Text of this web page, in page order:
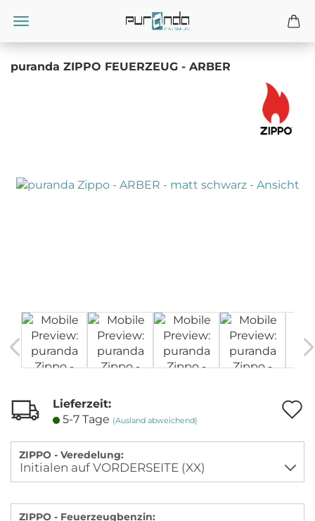
puranda ZIPPO FEUERZEUG - ARBER
Lieferzeit:
5-7 Tage (Ausland abweichend)
ZIPPO - Veredelung:
ZIPPO - Feuerzeugbenzin: